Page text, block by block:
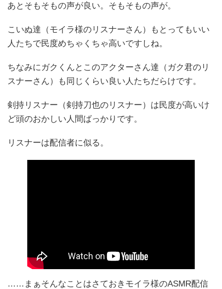
あとそもそもの声が良い。そもそもの声が。
こいぬ達（モイラ様のリスナーさん）もとってもいい
人たちで民度めちゃくちゃ高いですしね。
ちなみにガクくんとこのアクターさん達（ガク君のリ
スナーさん）も同じくらい良い人たちだらけです。
剣持リスナー（剣持刀也のリスナー）は民度が高いけ
ど頭のおかしい人間ばっかりです。
リスナーは配信者に似る。
……まぁそんなことはさておきモイラ様のASMR配信